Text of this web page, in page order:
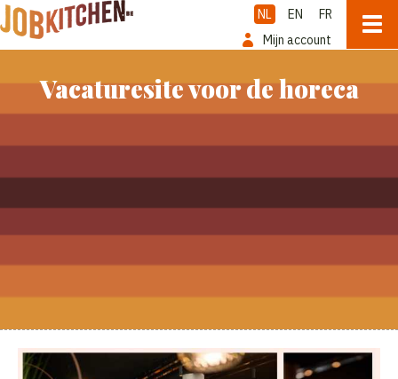
NL EN
FR
Mijn account
Vacaturesite voor de horeca